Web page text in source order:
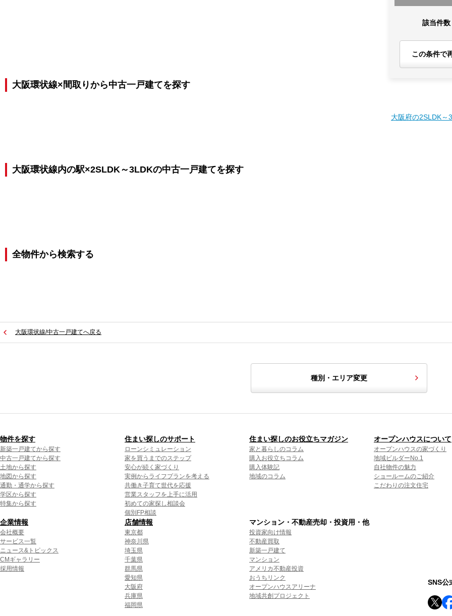
該当件数
この条件で
大阪環状線×間取りから中古一戸建てを探す
大阪府の2SLDK～
大阪環状線内の駅×2SLDK～3LDKの中古一戸建てを探す
全物件から検索する
大阪環状線/中古一戸建てへ戻る
種別・エリア変更
物件を探す
新築一戸建てから探す
中古一戸建てから探す
土地から探す
地図から探す
通勤・通学から探す
学区から探す
特集から探す
住まい探しのサポート
ローンシミュレーション
家を買うまでのステップ
安心が続く家づくり
実例からライフプランを考える
共働き子育て世代を応援
営業スタッフを上手に活用
初めての家探し相談会
個別FP相談
住まい探しのお役立ちマガジン
家と暮らしのコラム
購入お役立ちコラム
購入体験記
地域のコラム
オープンハウスについて
オープンハウスの家づくり
地域ビルダーNo.1
自社物件の魅力
ショールームのご紹介
こだわりの注文住宅
企業情報
会社概要
サービス一覧
ニュース&トピックス
CMギャラリー
採用情報
店舗情報
東京都
神奈川県
埼玉県
千葉県
群馬県
愛知県
大阪府
兵庫県
福岡県
マンション・不動産売却・投資用・他
投資家向け情報
不動産買取
新築一戸建て
マンション
アメリカ不動産投資
おうちリンク
オープンハウスアリーナ
地域共創プロジェクト
SNS公